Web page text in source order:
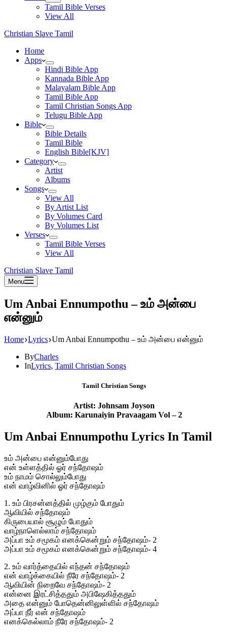
Tamil Bible Verses
View All
Christian Slave Tamil
Home
Apps
Hindi Bible App
Kannada Bible App
Malayalam Bible App
Tamil Bible App
Tamil Christian Songs App
Telugu Bible App
Bible
Bible Details
Tamil Bible
English Bible[KJV]
Category
Artist
Albums
Songs
View All
By Artist List
By Volumes Card
By Volumes List
Verses
Tamil Bible Verses
View All
Christian Slave Tamil
Menu
Um Anbai Ennumpothu – உம் அன்பை
என்னும்
Home Lyrics Um Anbai Ennumpothu – உம் அன்பை என்னும்
ByCharles
InLyrics, Tamil Christian Songs
Tamil Christian Songs
Artist: Johnsam Joyson
Album: Karunaiyin Pravaagam Vol – 2
Um Anbai Ennumpothu Lyrics In Tamil
உம் அன்பை என்னும்போது
என் உள்ளத்தில் ஓர் சந்தோஷம்
உம் நாமம் சொல்லும்போது
என் வாழ்வினில் ஓர் சந்தோஷம்
1. உம் பிரசன்னத்தில் முழ்கும் போதும்
ஆவியில் சந்தோஷம்
கிருபையால் சூழும் போதும்
வாழ்நாளெல்லாம் சந்தோஷம்
அப்பா உம் சமூகம் எனக்கென்றும் சந்தோஷம்- 2
அப்பா உம் சமூகம் எனக்கென்றும் சந்தோஷம்- 4
2. உம் வார்த்தையில் எந்தன் சந்தோஷம்
என் வாழ்க்கையில் நீரே சந்தோஷம்- 2
ஆவியின் நிறைவே சந்தோஷம்- 2
என்னை இரட்சித்ததும் அபிஷேகித்ததும்
அதை என்னும் போதென்னிலுள்ளில் சந்தோஷம்
அப்பா நீர் என் சந்தோஷம்
எனக்கெல்லாம் நீரே சந்தோஷம்- 2